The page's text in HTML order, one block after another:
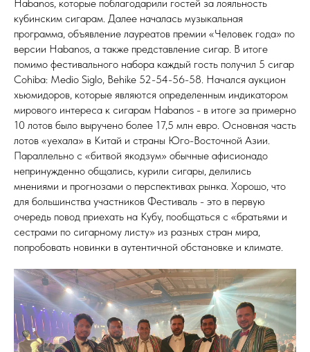
Habanos, которые поблагодарили гостей за лояльность
кубинским сигарам. Далее началась музыкальная
программа, объявление лауреатов премии «Человек года» по
версии Habanos, а также представление сигар. В итоге
помимо фестивального набора каждый гость получил 5 сигар
Cohiba: Medio Siglo, Behike 52-54-56-58. Начался аукцион
хьюмидоров, которые являются определенным индикатором
мирового интереса к сигарам Habanos - в итоге за примерно
10 лотов было выручено более 17,5 млн евро. Основная часть
лотов «уехала» в Китай и страны Юго-Восточной Азии.
Параллельно с «битвой якодзум» обычные афисионадо
непринужденно общались, курили сигары, делились
мнениями и прогнозами о перспективах рынка. Хорошо, что
для большинства участников Фестиваль - это в первую
очередь повод приехать на Кубу, пообщаться с «братьями и
сестрами по сигарному листу» из разных стран мира,
попробовать новинки в аутентичной обстановке и климате.